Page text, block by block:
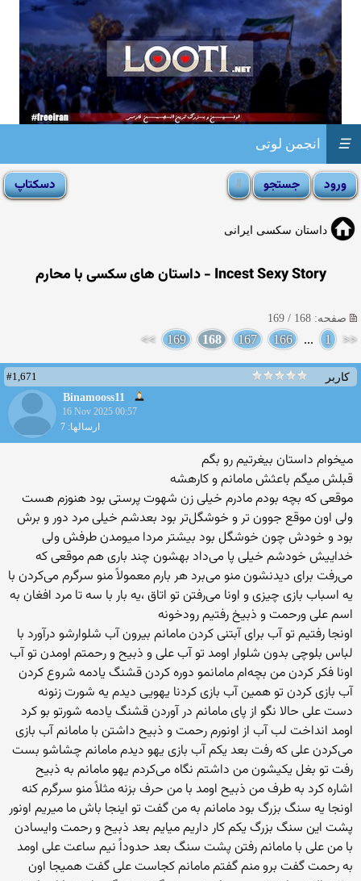
انجمن لوتی ☰
داستان سکسی ایرانی
Incest Sexy Story - داستان های سکسی با محارم
صفحه: 168 / 169
<<
1
...
166
167
168
169
>>
کاربر
#1,671
Binamooss11
16 Nov 2025 00:57
ارسالها: 7
میخوام داستان بیغرتیم رو بگم
قبلش میگم باعثش مامانم و کارهشه
موقعی که بچه بودم مادرم خیلی زن شهوت پرستی بود هنوزم هست
ولی اون موقع جوون تر و خوشگل‌تر بود بعدشم خیلی مرد دور و برش
بود و خودش چون خوشگل بود بیشتر مردا میومدن طرفش ولی
خداییش خودشم خیلی پا می‌داد بهشون چند باری هم موقعی که
می‌رفت برای دیدنشون منو می‌برد هر بارم معمولاً منو سرگرم می‌کردن با
یه اسباب بازی چیزی و اونا می‌رفتن تو اتاق ،یه بار با سه تا مرد افغان به
اسم علی ورحمت و ذبیخ رفتیم رودخونه
اونجا رفتیم تو آب برای آبتنی کردن مامانم بیرون آب شلوارشو درآورد با
لباس بلوچی بدون شلوار اومد تو آب علی و ذبیح و رحمتم اومدن تو آب
اونا فکر کردن من بچه‌ام مامانمو دوره کردن قشنگ یادمه شروع کردن
آب بازی کردن تو همین آب بازی کردنا یهویی دیدم یه شورت زنونه
دست علی حالا نگو از پای مامانم در آوردن قشنگ یادمه شورتو بو کرد
اومد انداخت لب آب از اونورم رحمت و ذبیح داشتن با مامانم آب بازی
می‌کردن علی که رفت بعد یکم آب بازی یهو دیدم مامانم چشاشو بست
رفت تو بغل یکیشون من داشتم نگاه می‌کردم یهو مامانم به ذبیح
اشاره کرد به طرف من ذبیح اومد با من حرف بزنه مثلاً منو سرگرم کنه
اونجا یه سنگ بزرگ بود مامانم به من گفت تو اینجا باش ما میریم اونور
پشت این سنگ بزرگ یکم کار داریم میایم بعد ذبیح و رحمت وایسادن
با من علی با مامانم رفتن پشت سنگ بعد حدوداً نیم ساعت علی اومد
به رحمت گفت برو منم گفتم مامانم کجاست علی گفت همیجا اون